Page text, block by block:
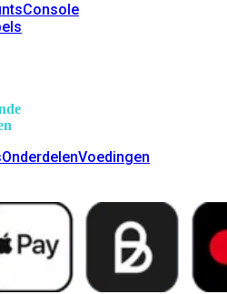
Console
OnderdelenVoedingen